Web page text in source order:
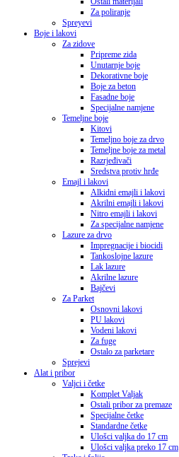
Za poliranje
Spreyevi
Boje i lakovi
Za zidove
Pripreme zida
Unutarnje boje
Dekorativne boje
Boje za beton
Fasadne boje
Specijalne namjene
Temeljne boje
Kitovi
Temeljno boje za drvo
Temeljne boje za metal
Razrjeđivači
Sredstva protiv hrđe
Emajl i lakovi
Alkidni emajli i lakovi
Akrilni emajli i lakovi
Nitro emajli i lakovi
Za specijalne namjene
Lazure za drvo
Impregnacije i biocidi
Tankoslojne lazure
Lak lazure
Akrilne lazure
Bajčevi
Za Parket
Osnovni lakovi
PU lakovi
Vodeni lakovi
Za fuge
Ostalo za parketare
Sprejevi
Alat i pribor
Valjci i četke
Komplet Valjak
Ostali pribor za premaze
Specijalne četke
Standardne četke
Ulošci valjka do 17 cm
Ulošci valjka preko 17 cm